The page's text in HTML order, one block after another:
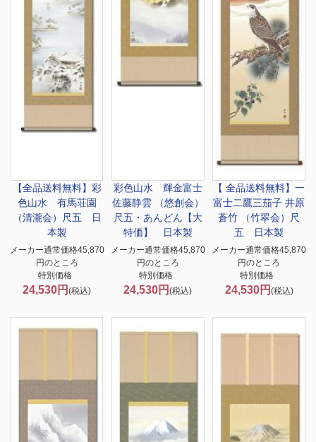
【全品送料無料】 彩
色山水 有馬荘園
（清瀧会）尺五 日
本製
メーカー通常価格45,870
円のところ
特別価格
24,530円(税込)
彩色山水 輝金富士
佐藤静雲 （悠創会）
尺五・あんどん【大
特価】 日本製
メーカー通常価格45,870
円のところ
特別価格
24,530円(税込)
【 全品送料無料】一
富士二鷹三茄子 井原
蒼竹 （竹翠会）尺
五 日本製
メーカー通常価格45,870
円のところ
特別価格
24,530円 (税込)